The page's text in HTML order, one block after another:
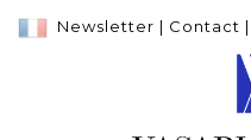
Newsletter | Contact |